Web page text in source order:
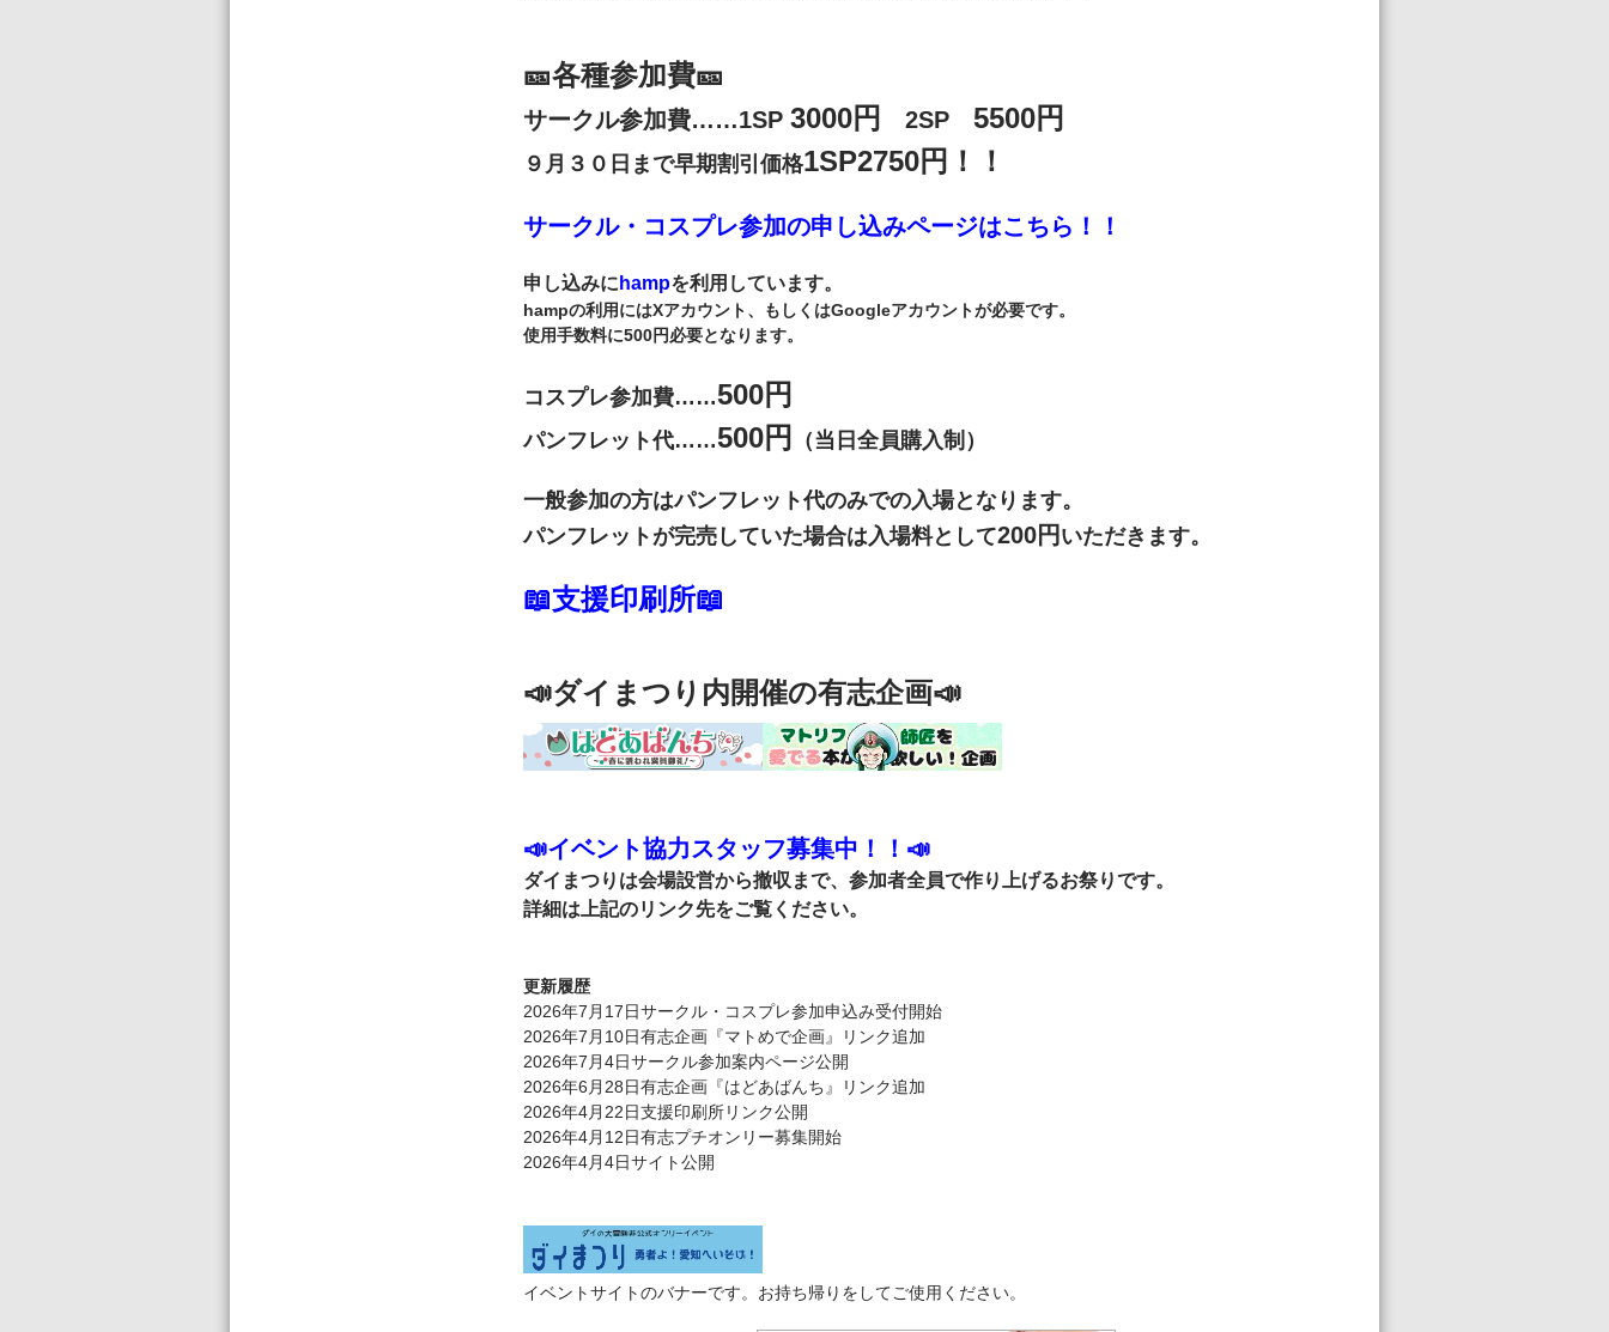
🎫各種参加費🎫
サークル参加費……1SP 3000円 2SP 5500円
９月３０日まで早期割引価格1SP2750円！！
サークル・コスプレ参加の申し込みページはこちら！！
申し込みに hampを利用しています。
hampの利用にはXアカウント、もしくはGoogleアカウントが必要です。
使用手数料に500円必要となります。
コスプレ参加費……500円
パンフレット代……500円 （当日全員購入制）
一般参加の方はパンフレット代のみでの入場となります。
パンフレットが完売していた場合は入場料として200円 いただきます。
📖支援印刷所📖
📣ダイまつり内開催の有志企画📣
📣イベント協力スタッフ募集中！！📣
ダイまつりは会場設営から撤収まで、参加者全員で作り上げるお祭りです。
詳細は上記のリンク先をご覧ください。
更新履歴
2026年7月17日サークル・コスプレ参加申込み受付開始
2026年7月10日有志企画『マトめで企画』リンク追加
2026年7月4日サークル参加案内ページ公開
2026年6月28日有志企画『はどあばんち』リンク追加
2026年4月22日支援印刷所リンク公開
2026年4月12日有志プチオンリー募集開始
2026年4月4日サイト公開
イベントサイトのバナーです。お持ち帰りをしてご使用ください。